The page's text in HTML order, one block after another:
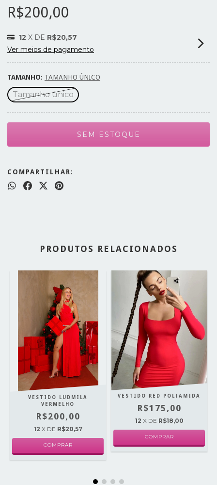
R$200,00
12 X DE R$20,57
Ver meios de pagamento
TAMANHO: TAMANHO ÚNICO
Tamanho único
COMPARTILHAR:
PRODUTOS RELACIONADOS
VESTIDO LUDMILA
VERMELHO
R$200,00
12 X DE R$20,57
COMPRAR
VESTIDO RED POLIAMIDA
R$175,00
12 X DE R$18,00
COMPRAR